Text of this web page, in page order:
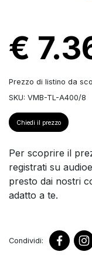
€
Prezzo di listino da
SKU: VMB-TL-A400/8
Chiedi il prezzo
Per scoprire il
registrati su
presto dai nostri
adatto a te.
Condividi: